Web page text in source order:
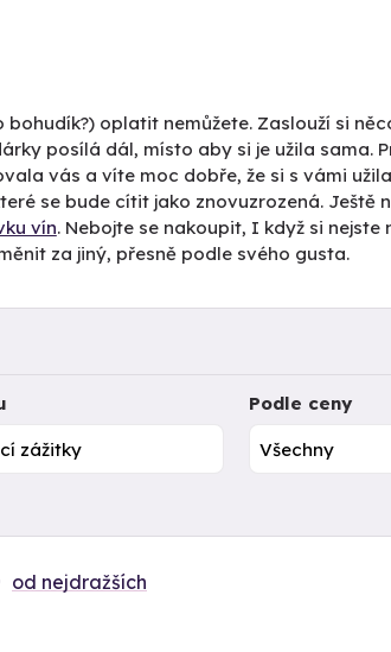
oplatit nemůžete. Zaslouží si
posílá dál, místo aby si je užila sama.
vás a víte moc dobře, že si s vámi
se bude cítit jako znovuzrozená. Ještě
vín. Nebojte se nakoupit, I když si nejste
za jiný, přesně podle svého gusta.
Podle ceny
od nejdražších